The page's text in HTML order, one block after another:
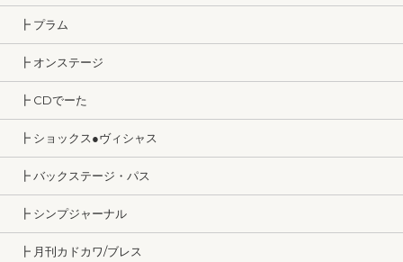
┣ プラム
┣ オンステージ
┣ CDでーた
┣ ショックス●ヴィシャス
┣ バックステージ・パス
┣ シンプジャーナル
┣ 月刊カドカワ/ブレス